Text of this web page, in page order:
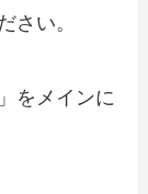
さい。
をメインに